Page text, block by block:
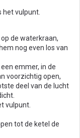
het vulpunt.
de waterkraan,
nog even los van
emmer, in de
voorzichtig open,
deel van de lucht
vulpunt.
tot de ketel de